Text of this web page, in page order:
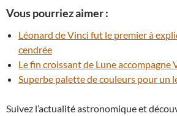
Vous pourriez aimer :
Léonard de Vinci fut le premier à
cendrée
Le fin croissant de Lune accompagne
Superbe palette de couleurs pour un
Suivez l’actualité astronomique et